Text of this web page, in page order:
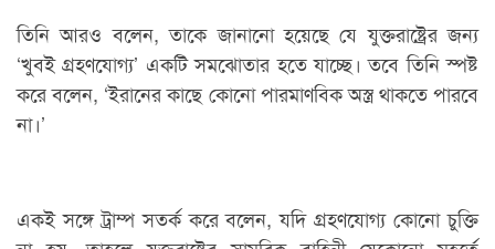
তিনি আরও বলেন, তাকে জানানো হয়েছে যে যুক্তরাষ্ট্রের জন্য
‘খুবই গ্রহণযোগ্য’ একটি সমঝোতার হতে যাচ্ছে। তবে তিনি স্পষ্ট
করে বলেন, ‘ইরানের কাছে কোনো পারমাণবিক অস্ত্র থাকতে পারবে
না।’
একই সঙ্গে ট্রাম্প সতর্ক করে বলেন, যদি গ্রহণযোগ্য কোনো চুক্তি